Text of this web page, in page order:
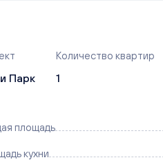
Парк
Количество квартир
1
площадь
кухни